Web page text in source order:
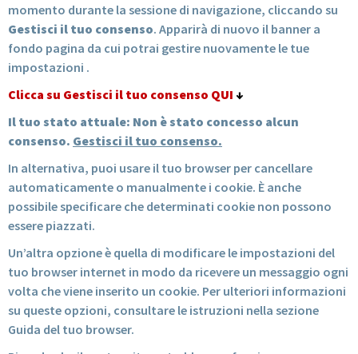
momento durante la sessione di navigazione, cliccando su
Gestisci il tuo consenso. Apparirà di nuovo il banner a
fondo pagina da cui potrai gestire nuovamente le tue
impostazioni .
Clicca su Gestisci il tuo consenso QUI ↓
Il tuo stato attuale: Non è stato concesso alcun
consenso. Gestisci il tuo consenso.
In alternativa, puoi usare il tuo browser per cancellare
automaticamente o manualmente i cookie. È anche
possibile specificare che determinati cookie non possono
essere piazzati.
Un’altra opzione è quella di modificare le impostazioni del
tuo browser internet in modo da ricevere un messaggio ogni
volta che viene inserito un cookie. Per ulteriori informazioni
su queste opzioni, consultare le istruzioni nella sezione
Guida del tuo browser.